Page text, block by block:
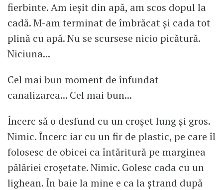
fierbinte. Am ieșit din apă, am scos dopul la
cadă. M-am terminat de îmbrăcat și cada tot
plină cu apă. Nu se scursese nicio picătură.
Niciuna...
Cel mai bun moment de înfundat
canalizarea... Cel mai bun...
Încerc să o desfund cu un croșet lung și gros.
Nimic. Încerc iar cu un fir de plastic, pe care îl
folosesc de obicei ca întăritură pe marginea
pălăriei croșetate. Nimic. Golesc cada cu un
lighean. În baie la mine e ca la ștrand după